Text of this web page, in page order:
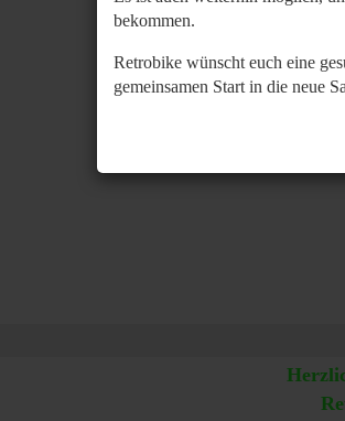
bekommen.
Retrobike wünscht euch eine
gemeinsamen Start in die neue